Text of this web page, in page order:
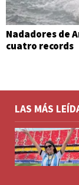
Nadadores de
cuatro records
LAS MÁS